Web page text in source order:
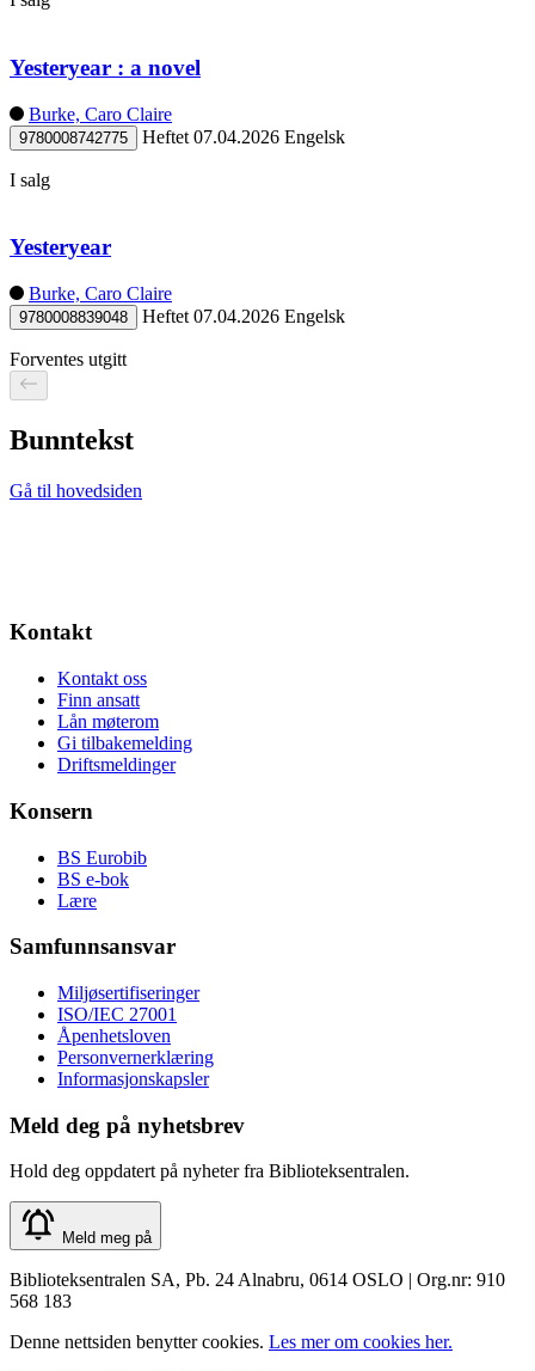
Yesteryear : a novel
Burke, Caro Claire
9780008742775 Heftet 07.04.2026 Engelsk
I salg
Yesteryear
Burke, Caro Claire
9780008839048 Heftet 07.04.2026 Engelsk
Forventes utgitt
Bunntekst
Gå til hovedsiden
Kontakt
Kontakt oss
Finn ansatt
Lån møterom
Gi tilbakemelding
Driftsmeldinger
Konsern
BS Eurobib
BS e-bok
Lære
Samfunnsansvar
Miljøsertifiseringer
ISO/IEC 27001
Åpenhetsloven
Personvernerklæring
Informasjonskapsler
Meld deg på nyhetsbrev
Hold deg oppdatert på nyheter fra Biblioteksentralen.
Meld meg på
Biblioteksentralen SA, Pb. 24 Alnabru, 0614 OSLO | Org.nr: 910
568 183
Denne nettsiden benytter cookies. Les mer om cookies her.